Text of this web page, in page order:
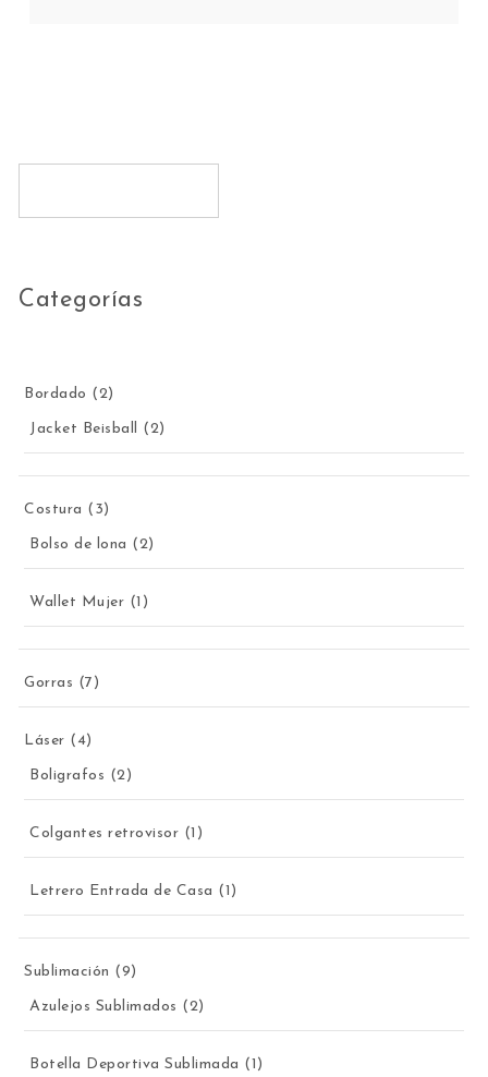
Categorías
Bordado 22 productos
Jacket Beisball 22 productos
Costura 33 productos
Bolso de lona 22 productos
Wallet Mujer 1 1 producto
Gorras 7 7 productos
Láser 44 productos
Boligrafos 22 productos
Colgantes retrovisor 1 1 producto
Letrero Entrada de Casa 1 1 producto
Sublimación 99 productos
Azulejos Sublimados 22 productos
Botella Deportiva Sublimada 1 1 producto